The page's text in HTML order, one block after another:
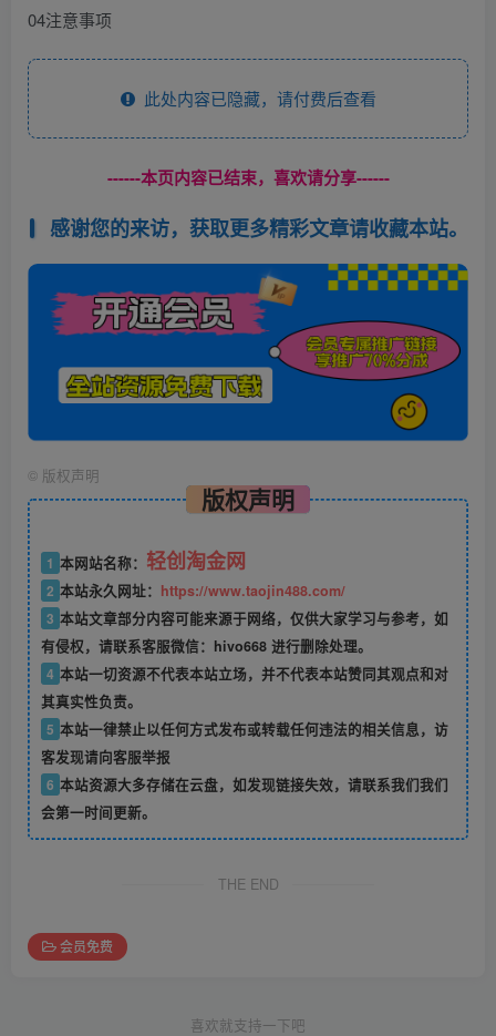
04注意事项
此处内容已隐藏，请付费后查看
------本页内容已结束，喜欢请分享------
感谢您的来访，获取更多精彩文章请收藏本站。
© 版权声明
版权声明
1 本网站名称： 轻创淘金网
2 本站永久网址： https://www.taojin488.com/
3 本站文章部分内容可能来源于网络，仅供大家学习与参考，如
有侵权，请联系客服微信：hivo668 进行删除处理。
4 本站一切资源不代表本站立场，并不代表本站赞同其观点和对
其真实性负责。
5 本站一律禁止以任何方式发布或转载任何违法的相关信息，访
客发现请向客服举报
6 本站资源大多存储在云盘，如发现链接失效，请联系我们我们
会第一时间更新。
THE END
会员免费
喜欢就支持一下吧